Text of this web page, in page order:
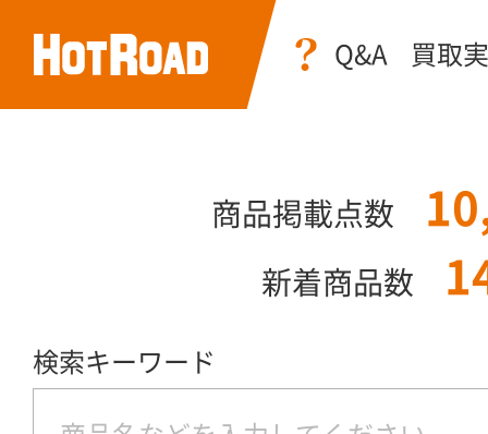
Q&A 買取
商品掲載点数
新着商品数
検索キーワード